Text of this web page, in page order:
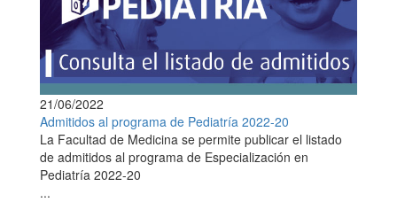
21/06/2022
Admitidos al programa de Pediatría 2022-20
La Facultad de Medicina se permite publicar el listado
de admitidos al programa de Especialización en
Pediatría 2022-20
...